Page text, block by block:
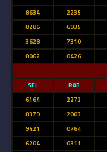
8634
2235
8286
6935
3628
7310
8062
0426
SEL
RAB
6164
2272
8379
2003
9421
0764
6204
0311